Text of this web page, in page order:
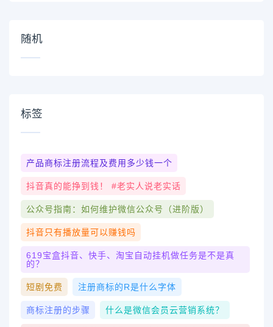
随机
标签
产品商标注册流程及费用多少钱一个
抖音真的能挣到钱！ #老实人说老实话
公众号指南：如何维护微信公众号（进阶版）
抖音只有播放量可以赚钱吗
619宝盒抖音、快手、淘宝自动挂机做任务是不是真
的？
短剧免费 注册商标的r是什么字体
商标注册的步骤 什么是微信会员云营销系统？